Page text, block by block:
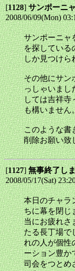
[1128]サンポーニ
2008/06/09(Mon)
サンポーニャ
を探している
しか見つけら
その他にサン
っしゃいまし
しては吉祥寺
も構いません
このような書
削除お願い致
[1127]無事終了し
2008/05/17(Sat)
本日のチャラ
ちに幕を閉じ
当にお疲れさ
たる長丁場で
れの人が個性
ーション豊か
司会をつとめ